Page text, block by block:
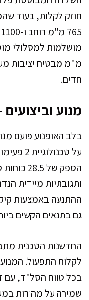
מ"מ מבטיח יציבות
חדים.
מנוע
על
הספק של
ותגובתיות מיידית
ההתנעה באמצעות
גם בתנאים הקשים
החדשנות הטכנית
לקלות התפעול.
בכל טווח הסל"ד, עם